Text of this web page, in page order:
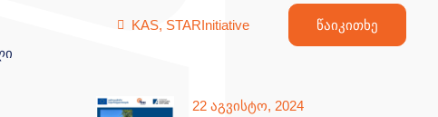
KAS, STARInitiative წაიკითხე
22 აგვისტო, 2024